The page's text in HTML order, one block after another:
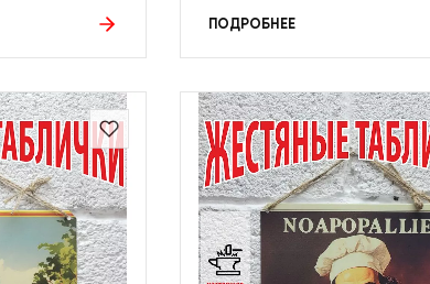
ПОДРОБНЕЕ